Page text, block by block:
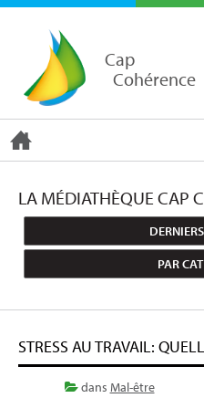
Cap
Cohérence
LA MÉDIATHÈQUE CAP
PAR
STRESS AU TRAVAIL:
dans Mal-être